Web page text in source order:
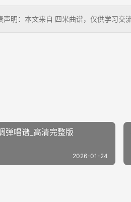
明：本文来自 四米曲谱，仅供学习交
弹唱谱_高清完整版
2026-01-24